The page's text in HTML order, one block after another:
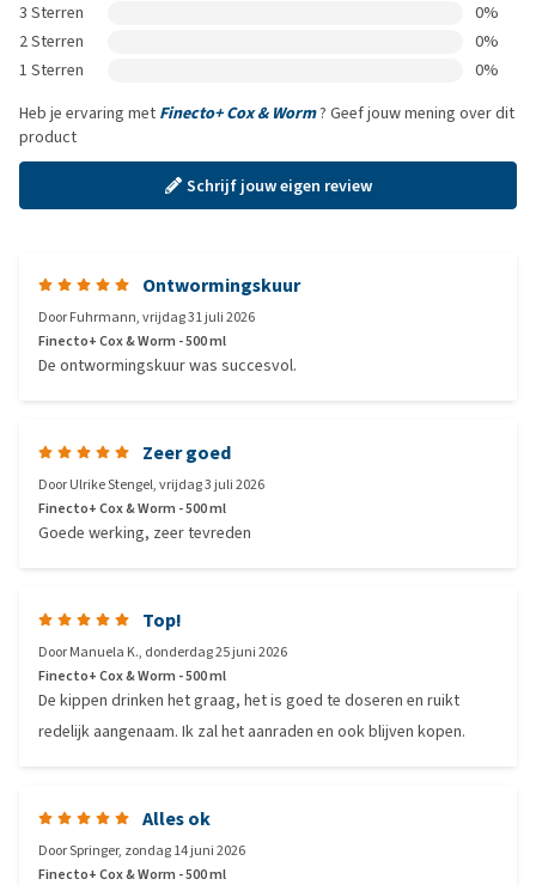
3 Sterren
0%
2 Sterren
0%
1 Sterren
0%
Heb je ervaring met Finecto+ Cox & Worm? Geef jouw mening over dit
product
Schrijf jouw eigen review
Ontwormingskuur
DoorFuhrmann,vrijdag 31 juli 2026
Finecto+ Cox & Worm - 500 ml
De ontwormingskuur was succesvol.
Zeer goed
DoorUlrike Stengel,vrijdag 3 juli 2026
Finecto+ Cox & Worm - 500 ml
Goede werking, zeer tevreden
Top!
DoorManuela K., donderdag 25 juni 2026
Finecto+ Cox & Worm - 500 ml
De kippen drinken het graag, het is goed te doseren en ruikt
redelijk aangenaam. Ik zal het aanraden en ook blijven kopen.
Alles ok
DoorSpringer, zondag 14 juni 2026
Finecto+ Cox & Worm - 500 ml